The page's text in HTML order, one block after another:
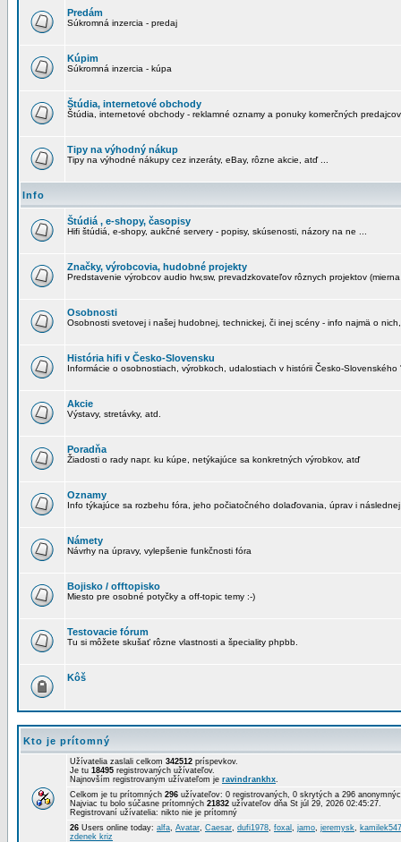
Predám
Súkromná inzercia - predaj
Kúpim
Súkromná inzercia - kúpa
Štúdia, internetové obchody
Štúdia, internetové obchody - reklamné oznamy a ponuky komerčných predajcov
Tipy na výhodný nákup
Tipy na výhodné nákupy cez inzeráty, eBay, rôzne akcie, atď ...
Info
Štúdiá , e-shopy, časopisy
Hifi štúdiá, e-shopy, aukčné servery - popisy, skúsenosti, názory na ne ...
Značky, výrobcovia, hudobné projekty
Predstavenie výrobcov audio hw,sw, prevadzkovateľov rôznych projektov
Osobnosti
Osobnosti svetovej i našej hudobnej, technickej, či inej scény - info najmä o
História hifi v Česko-Slovensku
Informácie o osobnostiach, výrobkoch, udalostiach v histórii Česko-Slovenského
Akcie
Výstavy, stretávky, atd.
Poradňa
Žiadosti o rady napr. ku kúpe, netýkajúce sa konkretných výrobkov, atď
Oznamy
Info týkajúce sa rozbehu fóra, jeho počiatočného dolaďovania, úprav i
Námety
Návrhy na úpravy, vylepšenie funkčnosti fóra
Bojisko / offtopisko
Miesto pre osobné potyčky a off-topic temy :-)
Testovacie fórum
Tu si môžete skušať rôzne vlastnosti a špeciality phpbb.
Kôš
Kto je prítomný
Užívatelia zaslali celkom 342512 príspevkov.
Je tu 18495 registrovaných užívateľov.
Najnovším registrovaným užívateľom je ravindrankhx.
Celkom je tu prítomných 296 užívateľov: 0 registrovaných, 0 skrytých a 296
Najviac tu bolo súčasne prítomných 21832 užívateľov dňa St júl 29, 2026 02:45:27.
Registrovaní užívatelia: nikto nie je prítomný
26 Users online today: alfa, Avatar, Caesar, dufi1978, foxal , jamo, jeremysk,
zdenek kriz